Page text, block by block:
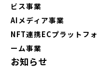
ビス事業
AIメディア事業
NFT連携ECプラットフォ
ーム事業
お知らせ